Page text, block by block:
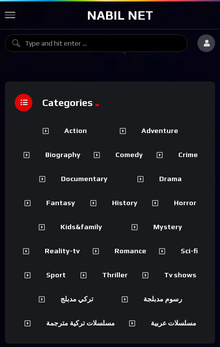
NABIL NET
Categories
Action Adventure
Biography Comedy Crime
Documentary Drama
Fantasy History Horror
Kids&family Mystery
Reality-tv Romance Sci-fi
Sport Thriller Tv shows
تركي مدبلج رسوم مدبلجة
مسلسلات تركية مترجمة مسلسلات عربية